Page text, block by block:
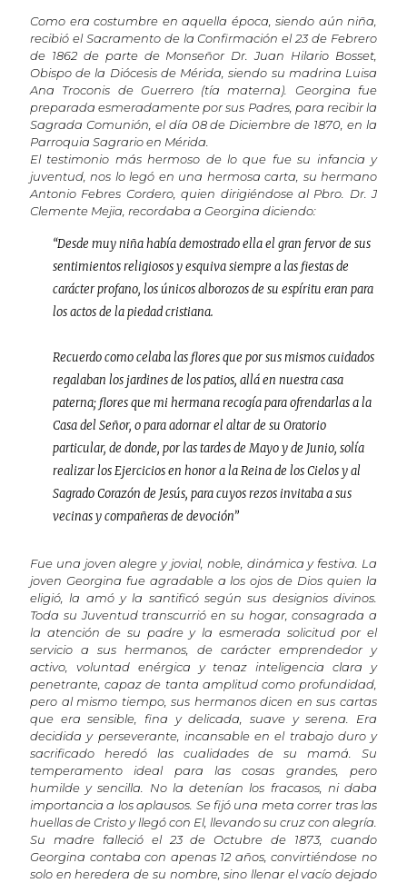
Como era costumbre en aquella época, siendo aún niña,
recibió el Sacramento de la Confirmación el 23 de Febrero
de 1862 de parte de Monseñor Dr. Juan Hilario Bosset,
Obispo de la Diócesis de Mérida, siendo su madrina Luisa
Ana Troconis de Guerrero (tía materna). Georgina fue
preparada esmeradamente por sus Padres, para recibir la
Sagrada Comunión, el día 08 de Diciembre de 1870, en la
Parroquia Sagrario en Mérida.
El testimonio más hermoso de lo que fue su infancia y
juventud, nos lo legó en una hermosa carta, su hermano
Antonio Febres Cordero, quien dirigiéndose al Pbro. Dr. J
Clemente Mejia, recordaba a Georgina diciendo:
“Desde muy niña había demostrado ella el gran fervor de sus
sentimientos religiosos y esquiva siempre a las fiestas de
carácter profano, los únicos alborozos de su espíritu eran para
los actos de la piedad cristiana.
Recuerdo como celaba las flores que por sus mismos cuidados
regalaban los jardines de los patios, allá en nuestra casa
paterna; flores que mi hermana recogía para ofrendarlas a la
Casa del Señor, o para adornar el altar de su Oratorio
particular, de donde, por las tardes de Mayo y de Junio, solía
realizar los Ejercicios en honor a la Reina de los Cielos y al
Sagrado Corazón de Jesús, para cuyos rezos invitaba a sus
vecinas y compañeras de devoción”
Fue una joven alegre y jovial, noble, dinámica y festiva. La
joven Georgina fue agradable a los ojos de Dios quien la
eligió, la amó y la santificó según sus designios divinos.
Toda su Juventud transcurrió en su hogar, consagrada a
la atención de su padre y la esmerada solicitud por el
servicio a sus hermanos, de carácter emprendedor y
activo, voluntad enérgica y tenaz inteligencia clara y
penetrante, capaz de tanta amplitud como profundidad,
pero al mismo tiempo, sus hermanos dicen en sus cartas
que era sensible, fina y delicada, suave y serena. Era
decidida y perseverante, incansable en el trabajo duro y
sacrificado heredó las cualidades de su mamá. Su
temperamento ideal para las cosas grandes, pero
humilde y sencilla. No la detenían los fracasos, ni daba
importancia a los aplausos. Se fijó una meta correr tras las
huellas de Cristo y llegó con El, llevando su cruz con alegría.
Su madre falleció el 23 de Octubre de 1873, cuando
Georgina contaba con apenas 12 años, convirtiéndose no
solo en heredera de su nombre, sino llenar el vacío dejado